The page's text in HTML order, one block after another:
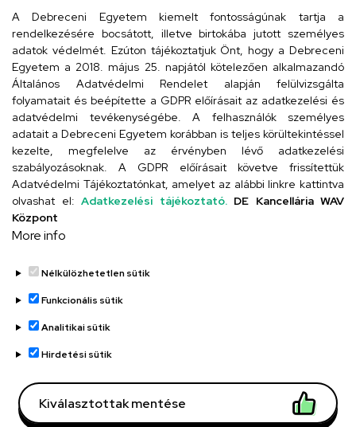
iskola@kossuth-alt.unideb.hu
Cím
4024 Debrecen, Kossuth utca 33.
Szervezeti telefonkönyv
UD telefonkönyv
Adatvédelem
Adatvédelem
Régi oldal
Technikai információk
A Debreceni Egyetem kiemelt fontosságúnak tartja a
rendelkezésére bocsátott, illetve birtokába jutott személyes
adatok védelmét. Ezúton tájékoztatjuk Önt, hogy a Debreceni
Egyetem a 2018. május 25. napjától kötelezően alkalmazandó
Általános Adatvédelmi Rendelet alapján felülvizsgálta
folyamatait és beépítette a GDPR előírásait az adatkezelési és
adatvédelmi tevékenységébe. A felhasználók személyes
adatait a Debreceni Egyetem korábban is teljes körültekintéssel
kezelte, megfelelve az érvényben lévő adatkezelési
szabályozásoknak. A GDPR előírásait követve frissítettük
Adatvédelmi Tájékoztatónkat, amelyet az alábbi linkre kattintva
olvashat el: Adatkezelési tájékoztató. DE Kancellária WAV
Központ
More info
Nélkülözhetetlen sütik
Funkcionális sütik
Analitikai sütik
Hirdetési sütik
Kiválasztottak mentése